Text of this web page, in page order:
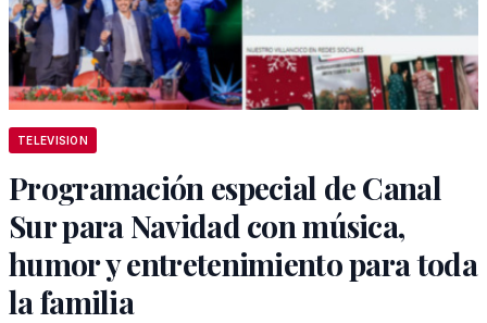
TELEVISION
Programación especial de Canal
Sur para Navidad con música,
humor y entretenimiento para toda
la familia